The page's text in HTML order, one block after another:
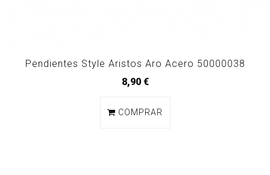
Pendientes Style Aristos Aro Acero 50000038
8,90 €
COMPRAR